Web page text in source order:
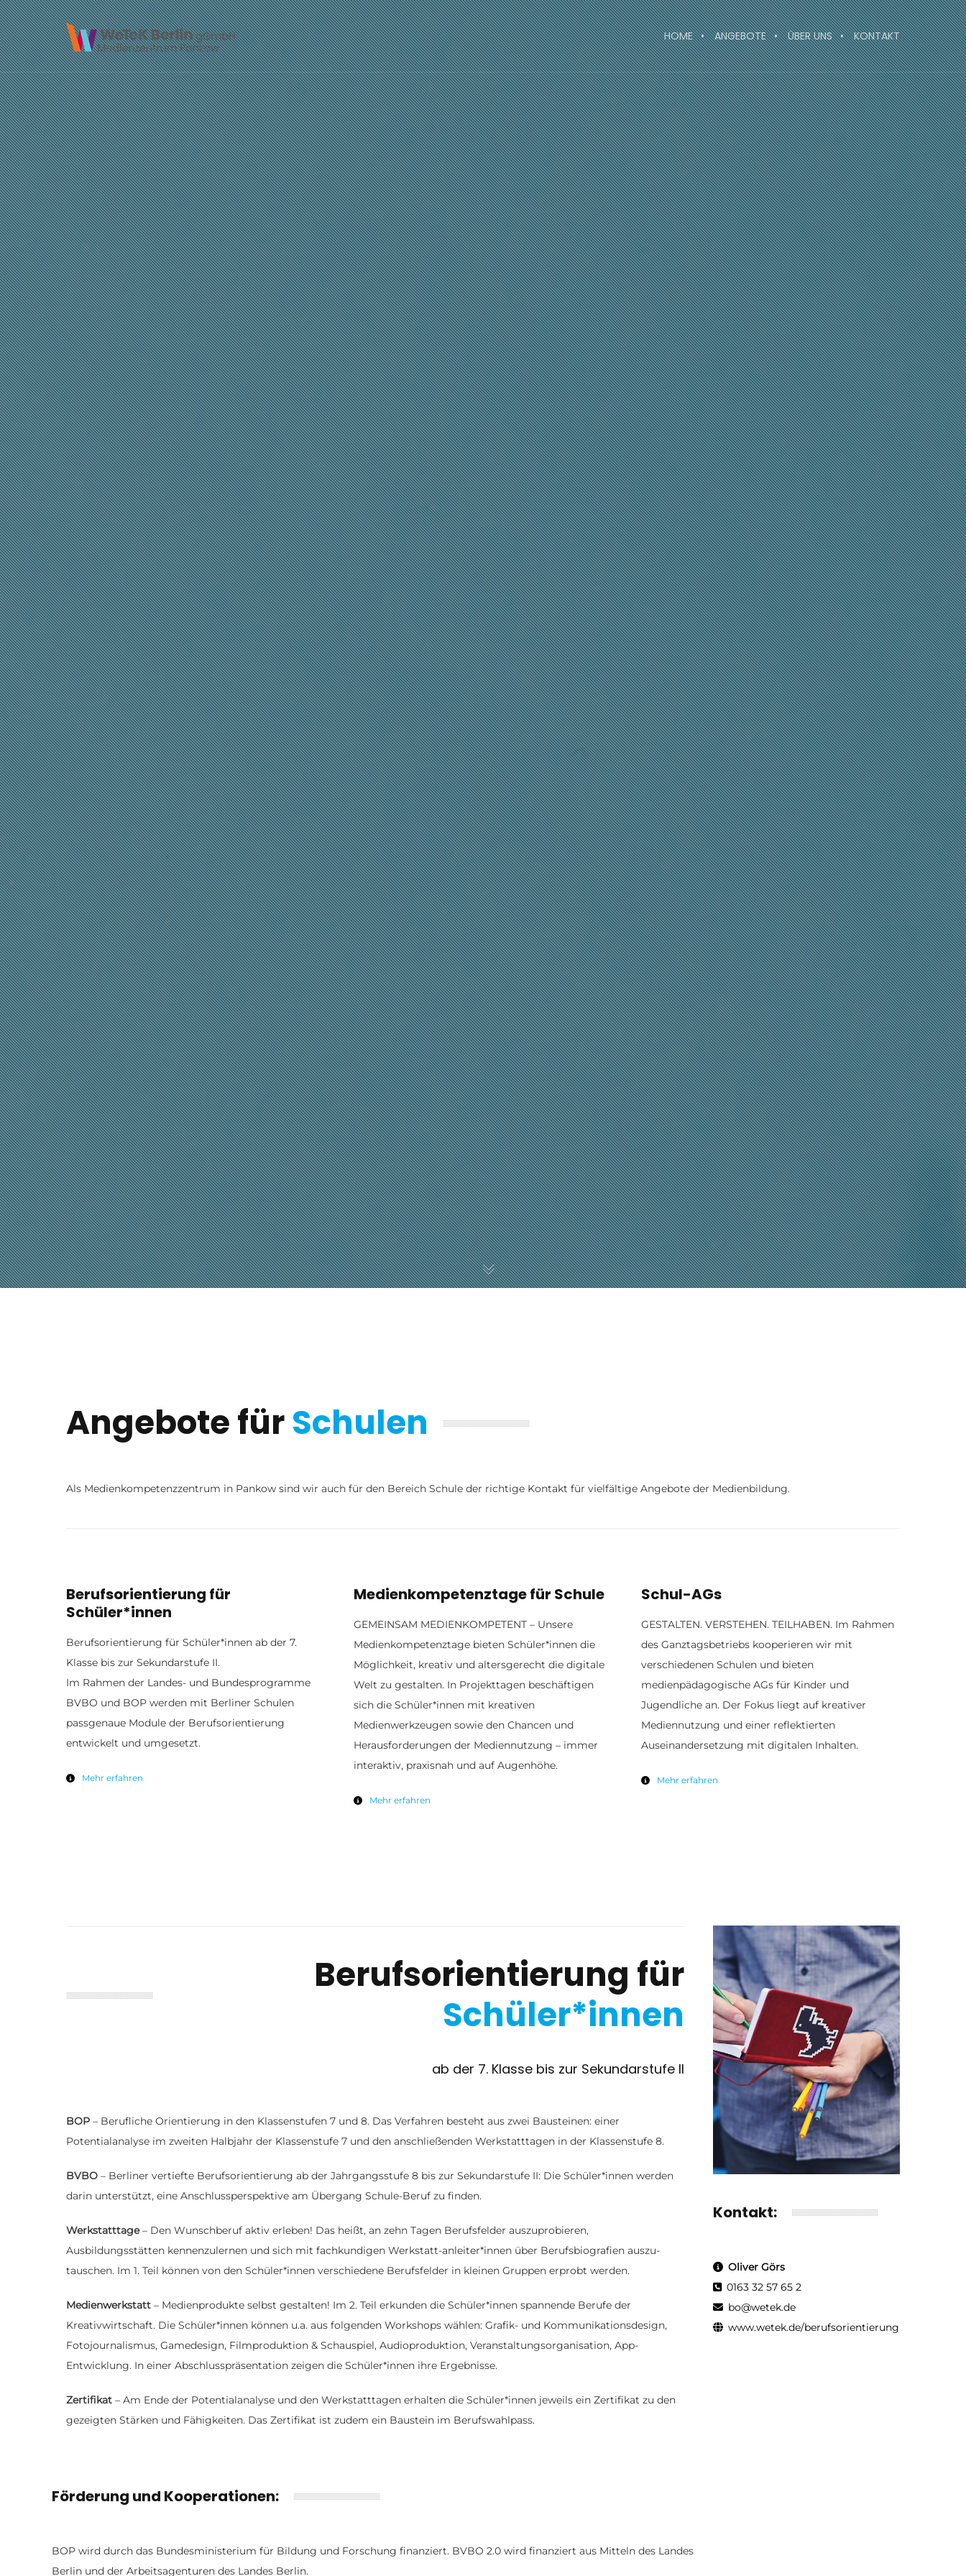
HOME ANGEBOTE ÜBER UNS KONTAKT
Angebote fürSchulen
Als Medienkompetenzzentrum in Pankow sind wir auch für den Bereich Schule der richtige Kontakt für vielfältige Angebote der Medienbildung.
Berufsorientierung für
Schüler*innen
Berufsorientierung für Schüler*innen ab der 7.
Klasse bis zur Sekundarstufe II.
Im Rahmen der Landes- und Bundesprogramme
BVBO und BOP werden mit Berliner Schulen
passgenaue Module der Berufsorientierung
entwickelt und umgesetzt.
Mehr erfahren
Medienkompetenztage für Schule
GEMEINSAM MEDIENKOMPETENT – Unsere
Medienkompetenztage bieten Schüler*innen die
Möglichkeit, kreativ und altersgerecht die digitale
Welt zu gestalten. In Projekttagen beschäftigen
sich die Schüler*innen mit kreativen
Medienwerkzeugen sowie den Chancen und
Herausforderungen der Mediennutzung – immer
interaktiv, praxisnah und auf Augenhöhe.
Mehr erfahren
Schul-AGs
GESTALTEN. VERSTEHEN. TEILHABEN. Im Rahmen
des Ganztagsbetriebs kooperieren wir mit
verschiedenen Schulen und bieten
medienpädagogische AGs für Kinder und
Jugendliche an. Der Fokus liegt auf kreativer
Mediennutzung und einer reflektierten
Auseinandersetzung mit digitalen Inhalten.
Mehr erfahren
Berufsorientierung für
Schüler*innen
ab der 7. Klasse bis zur Sekundarstufe II
BOP – Berufliche Orientierung in den Klassenstufen 7 und 8. Das Verfahren besteht aus zwei Bausteinen: einer
Potentialanalyse im zweiten Halbjahr der Klassenstufe 7 und den anschließenden Werkstatttagen in der Klassenstufe 8.
BVBO – Berliner vertiefte Berufsorientierung ab der Jahrgangsstufe 8 bis zur Sekundarstufe II: Die Schüler*innen werden
darin unterstützt, eine Anschlussperspektive am Übergang Schule-Beruf zu finden.
Werkstatttage– Den Wunschberuf aktiv erleben! Das heißt, an zehn Tagen Berufsfelder auszuprobieren,
Ausbildungsstätten kennenzulernen und sich mit fachkundigen Werkstatt-anleiter*innen über Berufsbiografien auszu-
tauschen. Im 1. Teil können von den Schüler*innen verschiedene Berufsfelder in kleinen Gruppen erprobt werden.
Medienwerkstatt – Medienprodukte selbst gestalten! Im 2. Teil erkunden die Schüler*innen spannende Berufe der
Kreativwirtschaft. Die Schüler*innen können u.a. aus folgenden Workshops wählen: Grafik- und Kommunikationsdesign,
Fotojournalismus, Gamedesign, Filmproduktion & Schauspiel, Audioproduktion, Veranstaltungsorganisation, App-
Entwicklung. In einer Abschlusspräsentation zeigen die Schüler*innen ihre Ergebnisse.
Zertifikat – Am Ende der Potentialanalyse und den Werkstatttagen erhalten die Schüler*innen jeweils ein Zertifikat zu den
gezeigten Stärken und Fähigkeiten. Das Zertifikat ist zudem ein Baustein im Berufswahlpass.
Kontakt:
Oliver Görs
0163 32 57 65 2
bo@wetek.de
www.wetek.de/berufsorientierung
Förderung und Kooperationen:
BOP wird durch das Bundesministerium für Bildung und Forschung finanziert. BVBO 2.0 wird finanziert aus Mitteln des Landes
Berlin und der Arbeitsagenturen des Landes Berlin.